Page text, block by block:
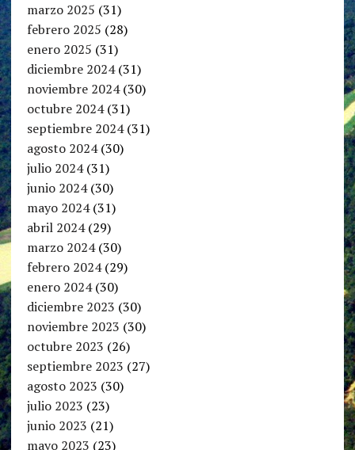
marzo 2025 (31)
febrero 2025 (28)
enero 2025 (31)
diciembre 2024(31)
noviembre 2024(30)
octubre 2024(31)
septiembre 2024(31)
agosto 2024(30)
julio 2024(31)
junio 2024(30)
mayo 2024(31)
abril 2024(29)
marzo 2024(30)
febrero 2024(29)
enero 2024(30)
diciembre 2023 (30)
noviembre 2023 (30)
octubre 2023 (26)
septiembre 2023 (27)
agosto 2023 (30)
julio 2023 (23)
junio 2023 (21)
mayo 2023 (23)